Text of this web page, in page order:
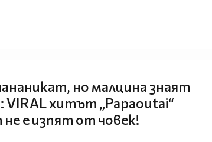
но малцина знаят
VIRAL хитът „Papaoutai“
е изпят от човек!